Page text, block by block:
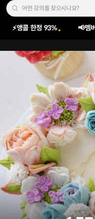
Search Input
⚡앵콜 한정 93% 📢멤